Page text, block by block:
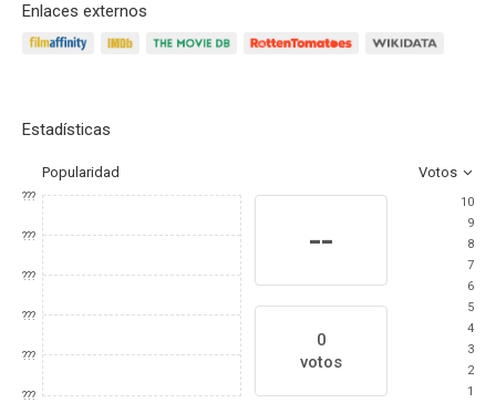
Enlaces externos
Estadísticas
Popularidad Votos
???
???
???
???
???
???
--
0
votos
10
9
8
7
6
5
4
3
2
1